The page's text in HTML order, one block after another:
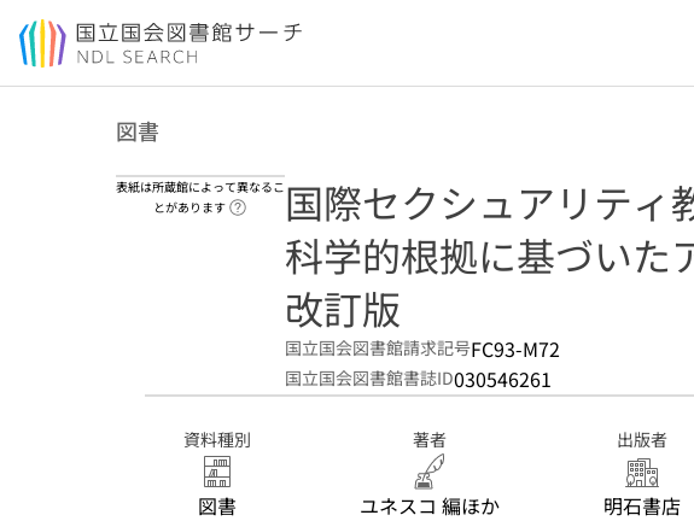
本文へ移動
図書
表紙は所蔵館によって異なるこ
とがあります
ヘルプページへのリンク
国際セクシュアリティ
科学的根拠に基づいた
改訂版
国立国会図書館請求記号FC93-M72
国立国会図書館書誌ID030546261
資料種別
図書
著者
ユネスコ 編ほか
出版者
明石書店